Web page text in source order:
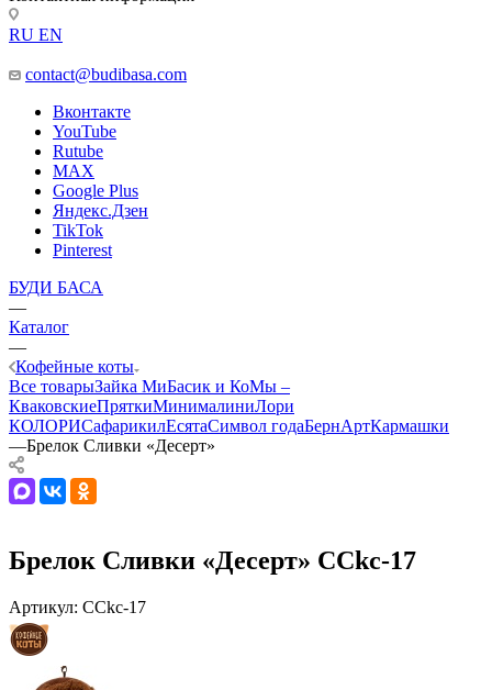
RU EN
contact@budibasa.com
Вконтакте
YouTube
Rutube
MAX
Google Plus
Яндекс.Дзен
TikTok
Pinterest
БУДИ БАСА
—
Каталог
—
Кофейные коты
Все товарыЗайка МиБасик и КоМы –
КваковскиеПряткиМинималиниЛори
КОЛОРИСафарикилЕсятаСимвол годаБернАртКармашки
—Брелок Сливки «Десерт»
Брелок Сливки «Десерт» CCkc-17
Артикул: CCkc-17